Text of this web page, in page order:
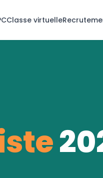
Classe virtuelle